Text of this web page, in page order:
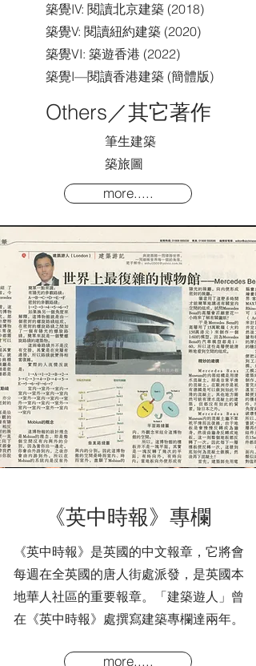
築覺IV: 閱讀北京建築 (2018)
築覺V: 閱讀紐約建築 (2020)
築覺VI: 築遊香港 (2022)
築覺I—閱讀香港建築 (簡體版)
Others／其它著作
筆生建築
築旅圖
more.....
《英中時報》專欄
《英中時報》是英國的中文報章，它將會
每週在全英國的唐人街處派發，是英國本
地華人社區的重要報章。「建築遊人」曾
在《英中時報》處撰寫建築專欄達兩年。
more.....